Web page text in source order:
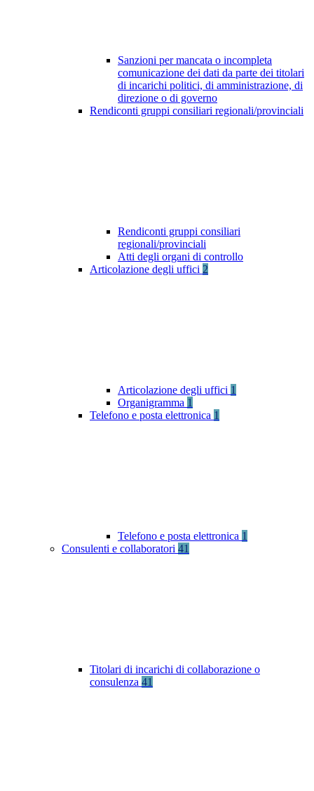
Sanzioni per mancata o incompleta
comunicazione dei dati da parte dei titolari
di incarichi politici, di amministrazione, di
direzione o di governo
Rendiconti gruppi consiliari regionali/provinciali
Rendiconti gruppi consiliari
regionali/provinciali
Atti degli organi di controllo
Articolazione degli uffici 2
Articolazione degli uffici 1
Organigramma 1
Telefono e posta elettronica 1
Telefono e posta elettronica 1
Consulenti e collaboratori 41
Titolari di incarichi di collaborazione o
consulenza 41